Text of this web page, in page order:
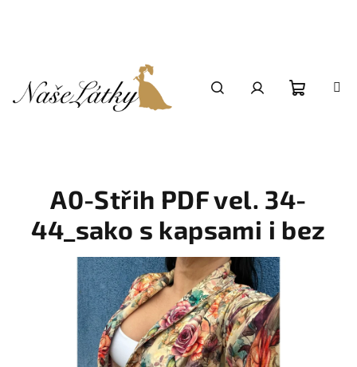
A0-Střih PDF vel. 34-
44_sako s kapsami i bez